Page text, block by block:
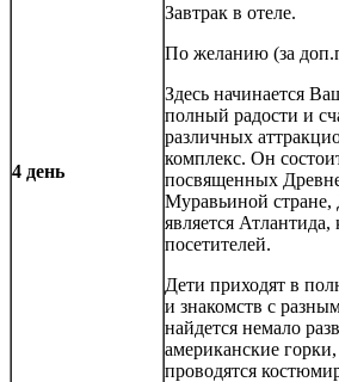
4 день
Завтрак в отеле.
По желанию (за
Здесь начинается
полный радости и
различных
комплекс. Он
посвященных
Муравьиной
является
посетителей.
Дети приходят в
и знакомств с
найдется немало
американские
проводятся